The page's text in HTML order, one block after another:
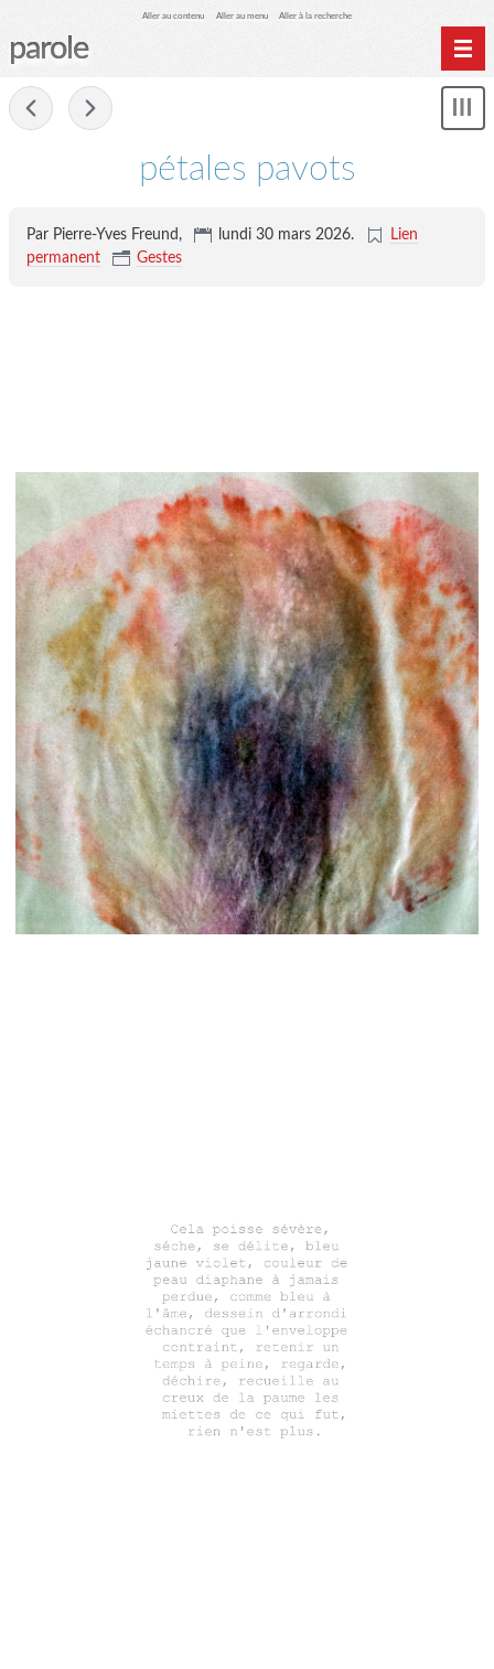
Aller au contenu Aller au menu Aller à la recherche
parole
pétales pavots
Par Pierre-Yves Freund, lundi 30 mars 2026.
Lien
permanent
Gestes